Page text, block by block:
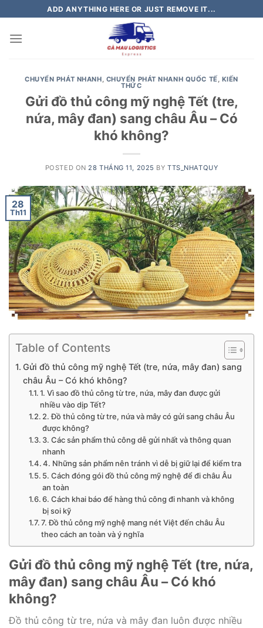
to
content
ADD ANYTHING HERE OR JUST REMOVE IT...
CHUYỂN PHÁT NHANH, CHUYỂN PHÁT NHANH QUỐC TẾ, KIẾN
THỨC
Gửi đồ thủ công mỹ nghệ Tết (tre,
nứa, mây đan) sang châu Âu – Có
khó không?
POSTED ON 28 THÁNG 11, 2025 BYTTS_NHATQUY
28
Th11
Table of Contents
Gửi đồ thủ công mỹ nghệ Tết (tre, nứa, mây đan) sang
châu Âu – Có khó không?
1. Vì sao đồ thủ công từ tre, nứa, mây đan được gửi
nhiều vào dịp Tết?
2. Đồ thủ công từ tre, nứa và mây có gửi sang châu Âu
được không?
3. Các sản phẩm thủ công dễ gửi nhất và thông quan
nhanh
4. Những sản phẩm nên tránh vì dễ bị giữ lại để kiểm tra
5. Cách đóng gói đồ thủ công mỹ nghệ để đi châu Âu
an toàn
6. Cách khai báo để hàng thủ công đi nhanh và không
bị soi kỹ
7. Đồ thủ công mỹ nghệ mang nét Việt đến châu Âu
theo cách an toàn và ý nghĩa
Gửi đồ thủ công mỹ nghệ Tết (tre, nứa,
mây đan) sang châu Âu – Có khó
không?
Đồ thủ công từ tre, nứa và mây đan luôn được nhiều